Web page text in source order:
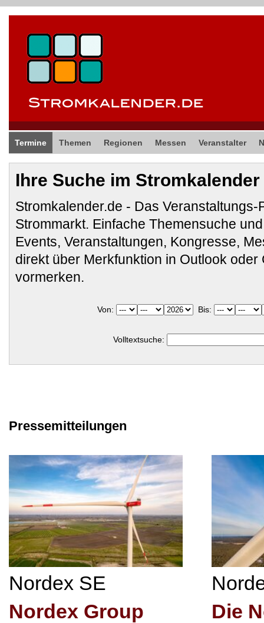
Termine Themen Regionen Messen Veranstalter
Ihre Suche im Stromkalender
Stromkalender.de - Das Veranstaltungs-
Strommarkt. Einfache Themensuche
Events, Veranstaltungen, Kongresse,
direkt über Merkfunktion in Outlook oder
vormerken.
Von: Bis:
Volltextsuche:
Pressemitteilungen
Nordex SE
Nordex Group
Die